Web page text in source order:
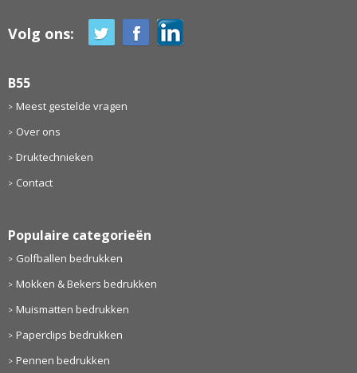
Volg ons:
B55
Meest gestelde vragen
Over ons
Druktechnieken
Contact
Populaire categorieën
Golfballen bedrukken
Mokken & Bekers bedrukken
Muismatten bedrukken
Paperclips bedrukken
Pennen bedrukken